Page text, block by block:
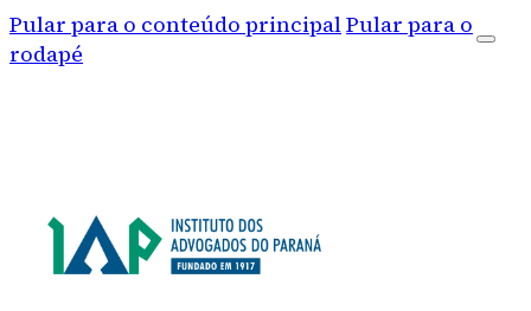
Pular para o conteúdo principalPular para o
rodapé